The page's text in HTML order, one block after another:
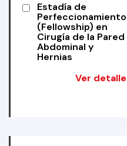
Estadía de
Perfeccionamiento
(Fellowship) en
Cirugía de la Pared
Abdominal y
Hernias
Ver detalle